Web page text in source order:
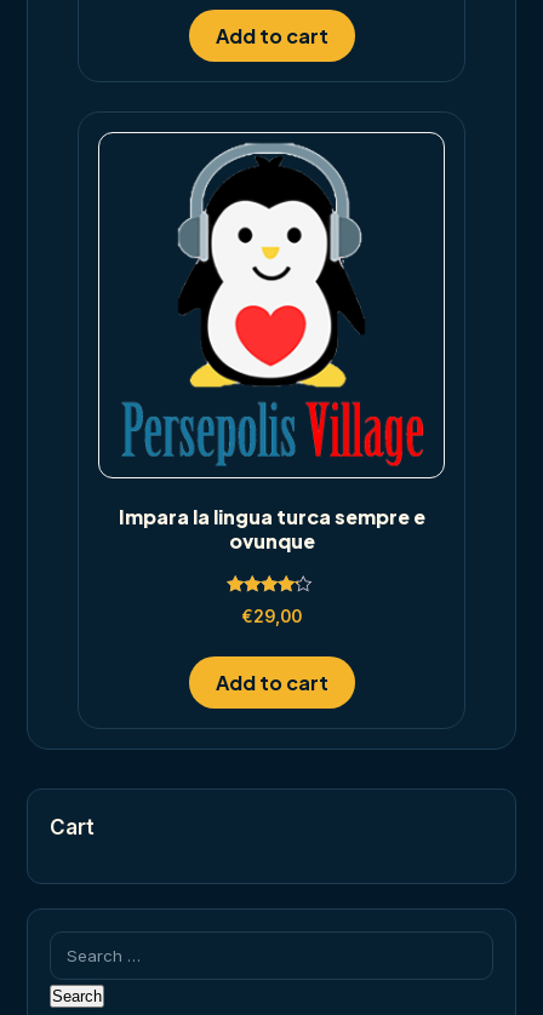
Add to cart
Impara la lingua turca sempre e
ovunque
Rated
4.00
€29,00
Add to cart
Cart
Search
for: